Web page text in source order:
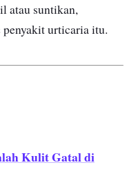
atau suntikan,
penyakit urticaria itu.
Kulit Gatal di